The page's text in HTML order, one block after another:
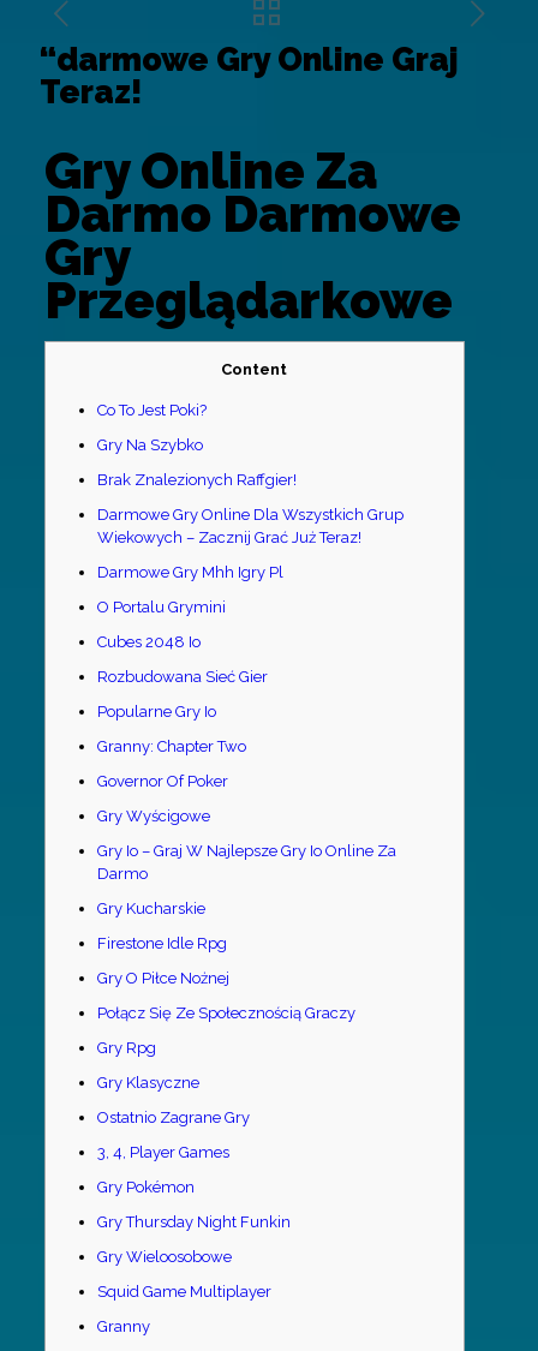
“darmowe Gry Online Graj
Teraz!
Gry Online Za
Darmo Darmowe
Gry
Przeglądarkowe
Content
Co To Jest Poki?
Gry Na Szybko
Brak Znalezionych Raffgier!
Darmowe Gry Online Dla Wszystkich Grup
Wiekowych – Zacznij Grać Już Teraz!
Darmowe Gry Mhh Igry Pl
O Portalu Grymini
Cubes 2048 Io
Rozbudowana Sieć Gier
Popularne Gry Io
Granny: Chapter Two
Governor Of Poker
Gry Wyścigowe
Gry Io – Graj W Najlepsze Gry Io Online Za
Darmo
Gry Kucharskie
Firestone Idle Rpg
Gry O Piłce Nożnej
Połącz Się Ze Społecznością Graczy
Gry Rpg
Gry Klasyczne
Ostatnio Zagrane Gry
3, 4, Player Games
Gry Pokémon
Gry Thursday Night Funkin
Gry Wieloosobowe
Squid Game Multiplayer
Granny